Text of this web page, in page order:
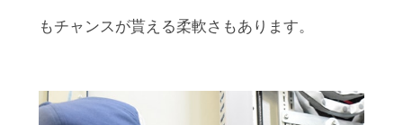
もチャンスが貰える柔軟さもあります。